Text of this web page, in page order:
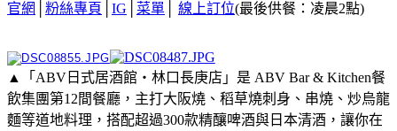
官網
粉絲專頁 IG 菜單 線上訂位(最後供餐：凌晨2點)
▲「ABV日式居酒館・林口長庚店」是 ABV Bar & Kitchen餐
飲集團第12間餐廳，主打大阪燒、稻草燒刺身、串燒、炒烏龍
麵等道地料理，搭配超過300款精釀啤酒與日本清酒，讓你在